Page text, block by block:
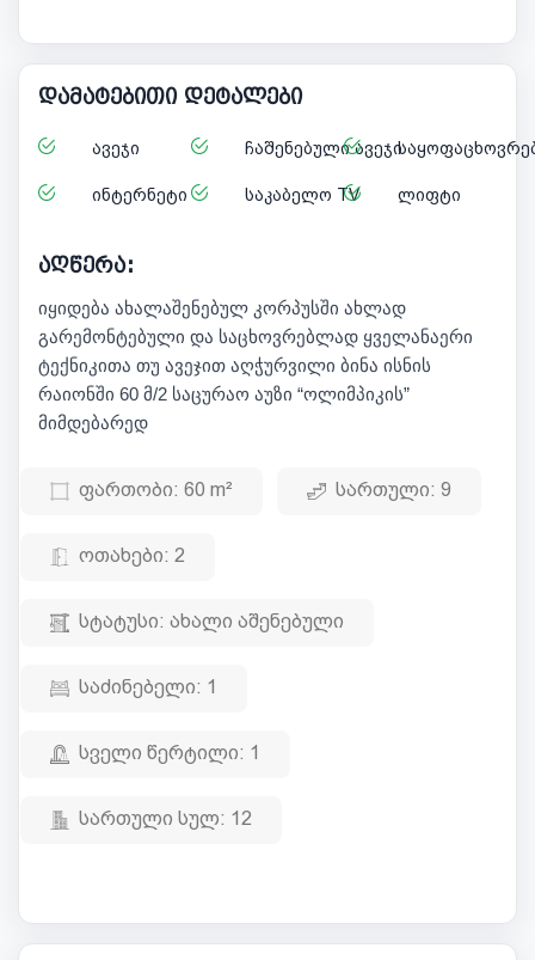
დამატებითი დეტალები
ავეჯი ჩაშენებული ავეჯი
ინტერნეტი საკაბელო TV ლიფტი
აღწერა:
იყიდება ახალაშენებულ კორპუსში ახლად
გარემონტებული და საცხოვრებლად ყველანაერი
ტექნიკითა თუ ავეჯით აღჭურვილი ბინა ისნის
რაიონში 60 მ/2 საცურაო აუზი “ოლიმპიკის”
მიმდებარედ
ფართობი: 60 m² სართული: 9
ოთახები: 2
სტატუსი: ახალი აშენებული
საძინებელი: 1
სველი წერტილი: 1
სართული სულ: 12